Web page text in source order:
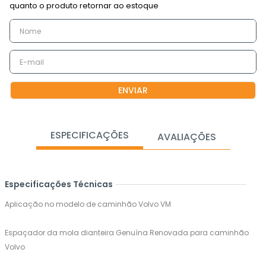
ENVIAR
ESPECIFICAÇÕES AVALIAÇÕES
Especificações Técnicas
Aplicação no modelo de caminhão Volvo VM
Espaçador da mola dianteira Genuína Renovada para caminhão
Volvo